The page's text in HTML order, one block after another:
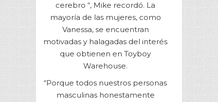
cerebro “, Mike recordó. La
mayoría de las mujeres, como
Vanessa, se encuentran
motivadas y halagadas del interés
que obtienen en Toyboy
Warehouse.
“Porque todos nuestros personas
masculinas honestamente